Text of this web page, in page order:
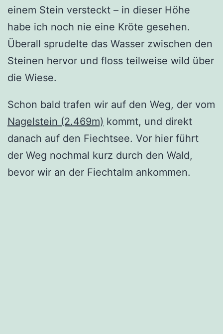
einem Stein versteckt – in dieser Höhe
habe ich noch nie eine Kröte gesehen.
Überall sprudelte das Wasser zwischen den
Steinen hervor und floss teilweise wild über
die Wiese.
Schon bald trafen wir auf den Weg, der vom
Nagelstein (2.469m) kommt, und direkt
danach auf den Fiechtsee. Vor hier führt
der Weg nochmal kurz durch den Wald,
bevor wir an der Fiechtalm ankommen.